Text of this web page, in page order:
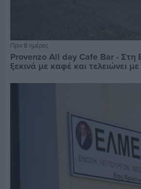
Πριν 8 ημέρες
Provenzo All day Cafe Bar - Στη
ξεκινά με καφέ και τελειώνει